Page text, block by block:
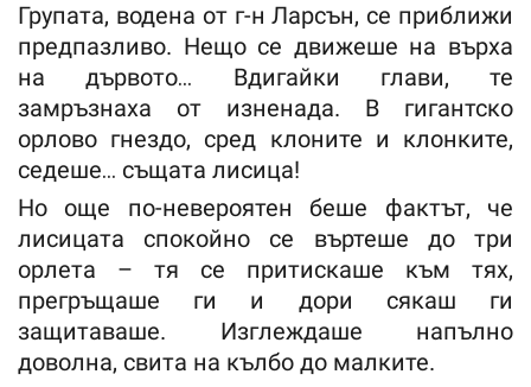
Групата, водена от г-н Ларсън, се приближи
предпазливо. Нещо се движеше на върха
на дървото… Вдигайки глави, те
замръзнаха от изненада. В гигантско
орлово гнездо, сред клоните и клонките,
седеше… същата лисица!
Но още по-невероятен беше фактът, че
лисицата спокойно се въртеше до три
орлета – тя се притискаше към тях,
прегръщаше ги и дори сякаш ги
защитаваше. Изглеждаше напълно
доволна, свита на кълбо до малките.